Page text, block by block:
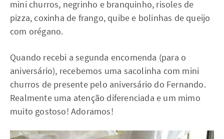
mini churros, negrinho e branquinho, risoles de
pizza, coxinha de frango, quibe e bolinhas de queijo
com orégano.
Quando recebi a segunda encomenda (para o
aniversário), recebemos uma sacolinha com mini
churros de presente pelo aniversário do Fernando.
Realmente uma atenção diferenciada e um mimo
muito gostoso! Adoramos!